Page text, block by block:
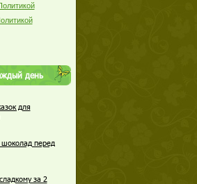
день
для
шоколад перед
за 2